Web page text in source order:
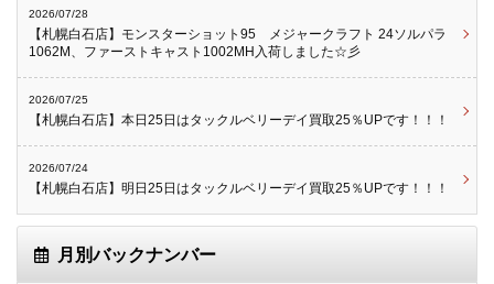
2026/07/28
【札幌白石店】モンスターショット95 メジャークラフト 24ソルパラ
1062M、ファーストキャスト1002MH入荷しました☆彡
2026/07/25
【札幌白石店】本日25日はタックルベリーデイ買取25％UPです！！！
2026/07/24
【札幌白石店】明日25日はタックルベリーデイ買取25％UPです！！！
月別バックナンバー